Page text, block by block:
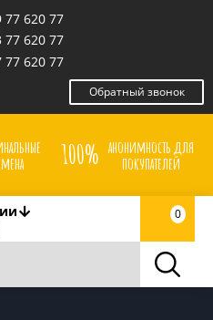
77 620 77
77 620 77
77 620 77
Обратный звонок
100% анонимность для
покупателей
0